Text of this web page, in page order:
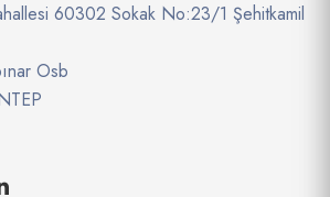
60302 Sokak No:23/1 Şehitkamil
Osb